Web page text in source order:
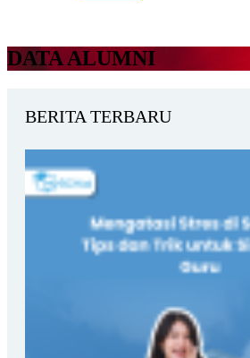
DATA ALUMNI
BERITA TERBARU